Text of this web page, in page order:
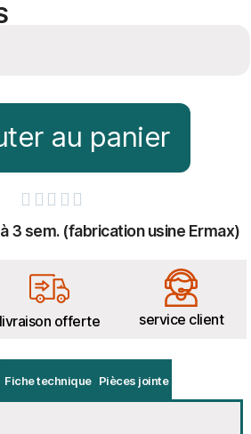
au panier
    
3 sem. (fabrication usine Ermax)
livraison offerte service client
Fiche technique Pièces jointe